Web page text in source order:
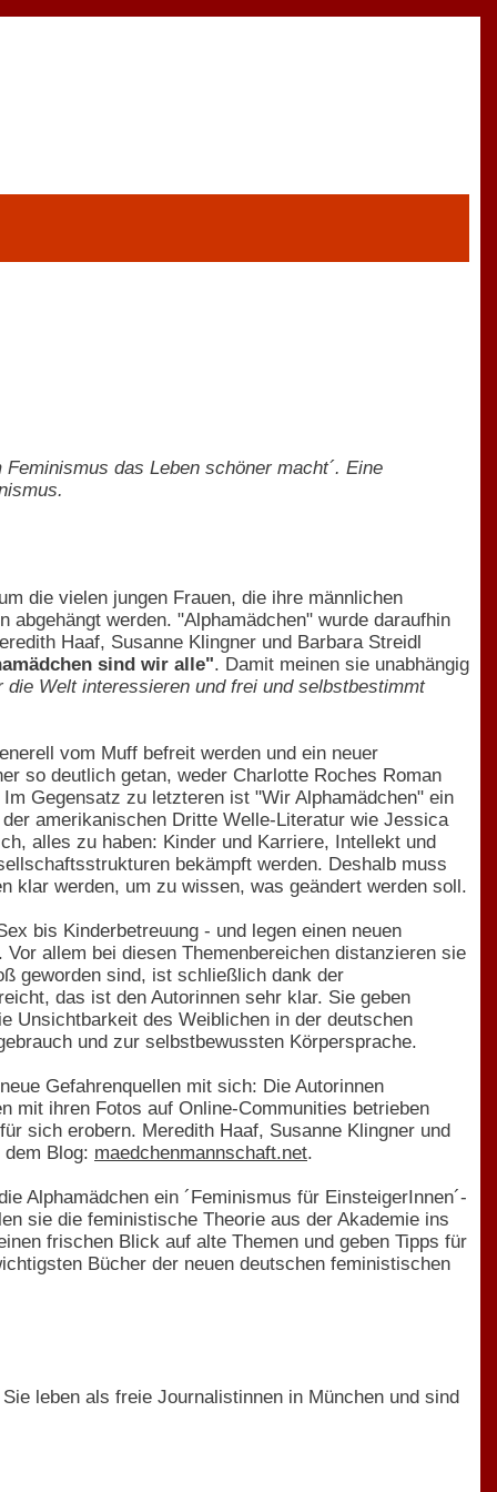
das Leben schöner macht´. Eine
die vielen jungen Frauen, die ihre männlichen
werden. "Alphamädchen" wurde daraufhin
Haaf, Susanne Klingner und Barbara Streidl
sind wir alle". Damit meinen sie unabhängig
Welt interessieren und frei und selbstbestimmt
vom Muff befreit werden und ein neuer
so deutlich getan, weder Charlotte Roches Roman
Gegensatz zu letzteren ist "Wir Alphamädchen" ein
amerikanischen Dritte Welle-Literatur wie Jessica
alles zu haben: Kinder und Karriere, Intellekt und
bekämpft werden. Deshalb muss
klar werden, um zu wissen, was geändert werden soll.
bis Kinderbetreuung - und legen einen neuen
allem bei diesen Themenbereichen distanzieren sie
geworden sind, ist schließlich dank der
das ist den Autorinnen sehr klar. Sie geben
Unsichtbarkeit des Weiblichen in der deutschen
und zur selbstbewussten Körpersprache.
Gefahrenquellen mit sich: Die Autorinnen
mit ihren Fotos auf Online-Communities betrieben
sich erobern. Meredith Haaf, Susanne Klingner und
Blog: maedchenmannschaft.net.
Alphamädchen ein ´Feminismus für EinsteigerInnen´-
sie die feministische Theorie aus der Akademie ins
frischen Blick auf alte Themen und geben Tipps für
Bücher der neuen deutschen feministischen
leben als freie Journalistinnen in München und sind